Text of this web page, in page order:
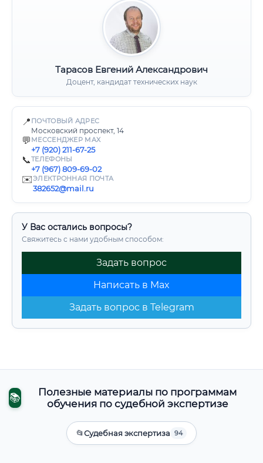
Тарасов Евгений Александрович
Доцент, кандидат технических наук
📍 ПОЧТОВЫЙ АДРЕС
Московский проспект, 14
💬 МЕССЕНДЖЕР MAX
+7 (920) 211-67-25
📞ТЕЛЕФОНЫ
+7 (967) 809-69-02
✉️ЭЛЕКТРОННАЯ ПОЧТА
382652@mail.ru
У Вас остались вопросы?
Свяжитесь с нами удобным способом:
Задать вопрос
Написать в Max
Задать вопрос в Telegram
📚
Полезные материалы по программам
обучения по судебной экспертизе
📂Судебная экспертиза 94